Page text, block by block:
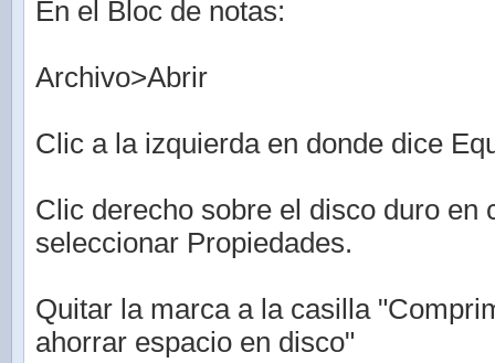
En el Bloc de notas:
Archivo>Abrir
Clic a la izquierda en donde dice
Clic derecho sobre el disco duro en
seleccionar Propiedades.
Quitar la marca a la casilla
ahorrar espacio en disco"